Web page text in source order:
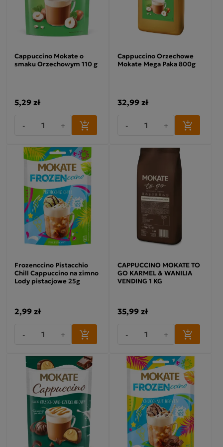
Cappuccino Mokate o
smaku Orzechowym 110 g
5,29 zł
- +
Cappuccino Orzechowe
Mokate Mega Paka 800g
32,99 zł
- +
Frozenccino Pistacchio
Chill Cappuccino na zimno
Lody pistacjowe 25g
2,99 zł
- +
CAPPUCCINO MOKATE TO
GO KARMEL & WANILIA
VENDING 1 KG
35,99 zł
- +